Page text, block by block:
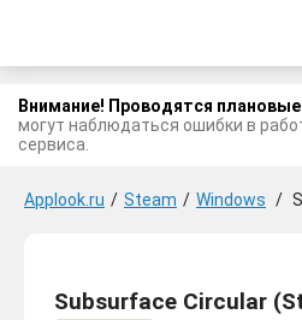
Внимание! Проводятся
могут наблюдаться ошибки в
сервиса.
Applook.ru / Steam / Windows /
Subsurface Circular